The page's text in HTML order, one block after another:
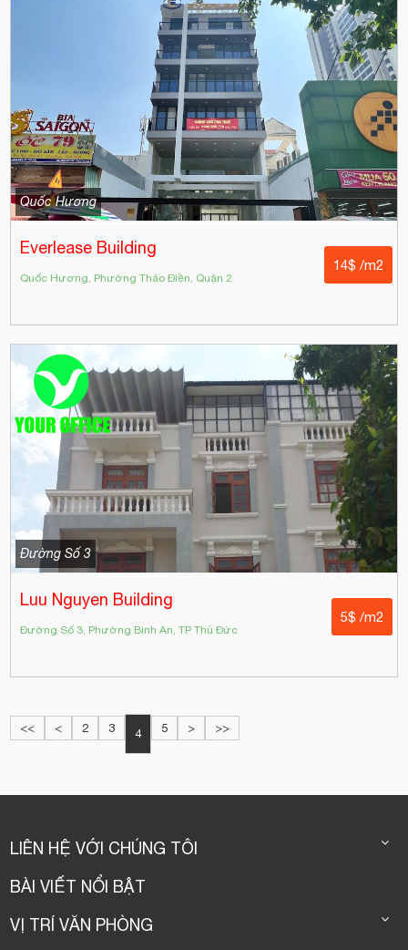
Quốc Hương
Everlease Building
Quốc Hương, Phường Thảo Điền, Quận 2
14$ /m2
Đường Số 3
Luu Nguyen Building
Đường Số 3, Phường Bình An, TP Thủ Đức
5$ /m2
<< < 2 3 4 5 > >>
LIÊN HỆ VỚI CHÚNG TÔI
BÀI VIẾT NỔI BẬT
VỊ TRÍ VĂN PHÒNG